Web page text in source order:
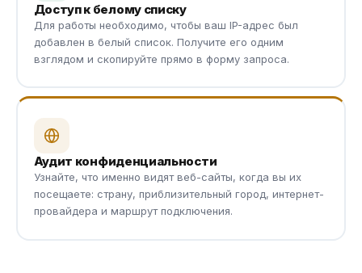
Доступ к белому списку
Для работы необходимо, чтобы ваш IP-адрес был
добавлен в белый список. Получите его одним
взглядом и скопируйте прямо в форму запроса.
Аудит конфиденциальности
Узнайте, что именно видят веб-сайты, когда вы их
посещаете: страну, приблизительный город, интернет-
провайдера и маршрут подключения.